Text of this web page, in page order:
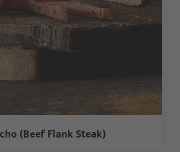
(Beef Flank Steak)